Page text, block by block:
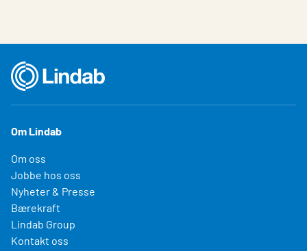
Om Lindab
Om oss
Jobbe hos oss
Nyheter & Presse
Bærekraft
Lindab Group
Kontakt oss